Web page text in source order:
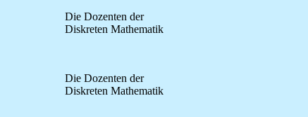
Die Dozenten der
Diskreten Mathematik
Die Dozenten der
Diskreten Mathematik